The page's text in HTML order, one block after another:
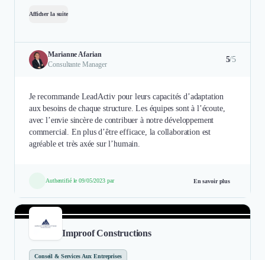
Afficher la suite
Marianne Afarian
Consultante Manager
5/5
Je recommande LeadActiv pour leurs capacités d’adaptation
aux besoins de chaque structure. Les équipes sont à l’écoute,
avec l’envie sincère de contribuer à notre développement
commercial. En plus d’être efficace, la collaboration est
agréable et très axée sur l’humain.
Authentifié le 09/05/2023 par En savoir plus
Improof Constructions
Conseil & Services Aux Entreprises